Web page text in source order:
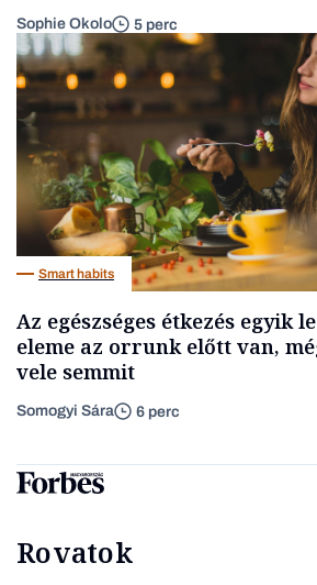
Sophie Okolo 5 perc
Smart habits
Az egészséges étkezés egyik
eleme az orrunk előtt van,
vele semmit
Somogyi Sára 6 perc
Rovatok